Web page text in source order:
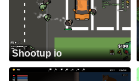
Shootup io